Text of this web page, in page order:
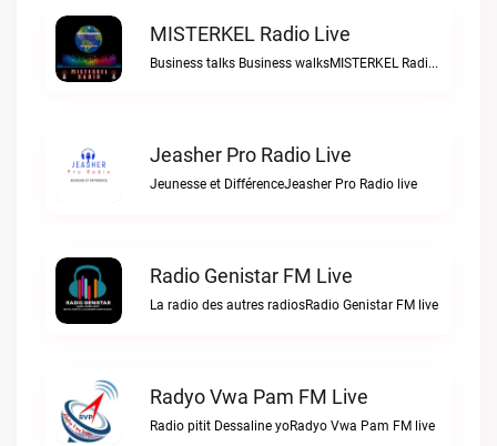
MISTERKEL Radio Live
Business talks Business walksMISTERKEL Radio live
Jeasher Pro Radio Live
Jeunesse et DifférenceJeasher Pro Radio live
Radio Genistar FM Live
La radio des autres radiosRadio Genistar FM live
Radyo Vwa Pam FM Live
Radio pitit Dessaline yoRadyo Vwa Pam FM live